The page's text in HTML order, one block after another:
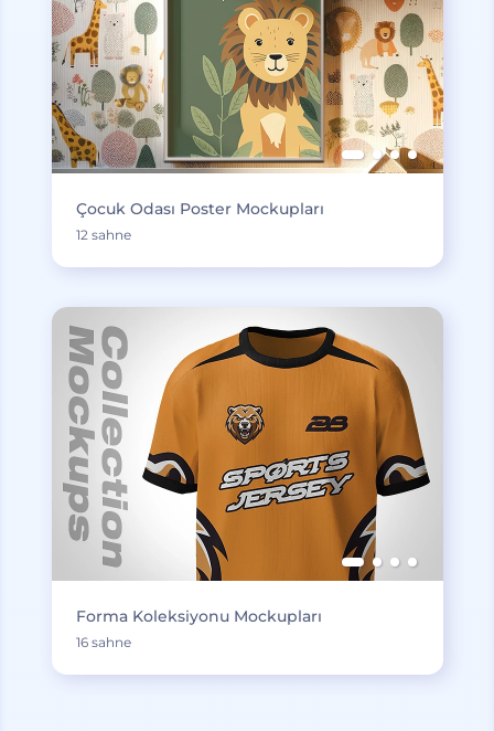
Çocuk Odası Poster Mockupları
12 sahne
Forma Koleksiyonu Mockupları
16 sahne